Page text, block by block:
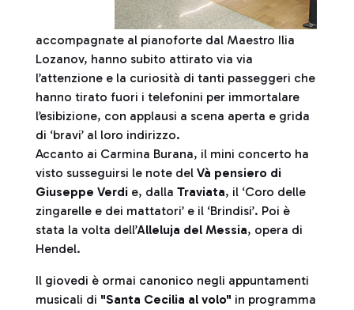
accompagnate al pianoforte dal Maestro Ilia
Lozanov, hanno subito attirato via via
l’attenzione e la curiosità di tanti passeggeri che
hanno tirato fuori i telefonini per immortalare
l’esibizione, con applausi a scena aperta e grida
di ‘bravi’ al loro indirizzo.
Accanto ai Carmina Burana, il mini concerto ha
visto susseguirsi le note del Và pensiero di
Giuseppe Verdi e, dalla Traviata, il ‘Coro delle
zingarelle e dei mattatori’ e il ‘Brindisi’. Poi è
stata la volta dell’Alleluja del Messia, opera di
Hendel.
Il giovedi è ormai canonico negli appuntamenti
musicali di "Santa Cecilia al volo" in programma